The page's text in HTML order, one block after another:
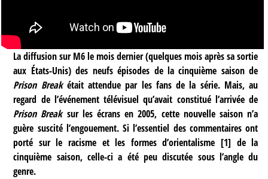
La diffusion sur M6 le mois dernier (quelques mois après sa sortie
aux États-Unis) des neufs épisodes de la cinquième saison de
Prison Break était attendue par les fans de la série. Mais, au
regard de l’événement télévisuel qu’avait constitué l’arrivée de
Prison Break sur les écrans en 2005, cette nouvelle saison n’a
guère suscité l’engouement. Si l’essentiel des commentaires ont
porté sur le racisme et les formes d’orientalisme [1] de la
cinquième saison, celle-ci a été peu discutée sous l’angle du
genre.